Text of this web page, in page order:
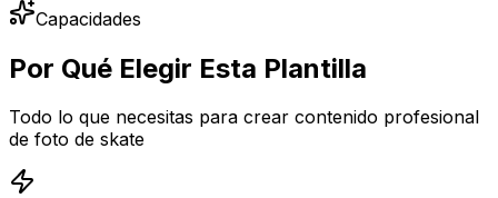
Capacidades
Por Qué Elegir Esta Plantilla
Todo lo que necesitas para crear contenido profesional
de foto de skate